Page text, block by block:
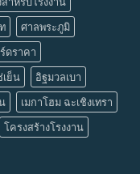
ศาลพระภูมิ
ดราคา
ย็น
อิฐมวลเบา
เมกาโฮม ฉะเชิงเทรา
โครงสร้างโรงงาน